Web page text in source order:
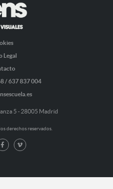
Legal
/ 637 837 004
5 - 28005 Madrid
derechos reservados.